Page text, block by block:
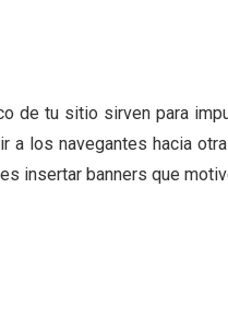
de tu sitio sirven para
a los navegantes hacia
insertar banners que